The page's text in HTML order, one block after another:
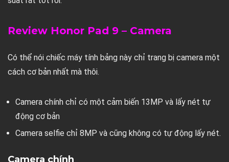
Review Honor Pad 9 – Camera
Có thể nói chiếc máy tính bảng này chỉ trang bị camera một
cách cơ bản nhất mà thôi.
Camera chính chỉ có một cảm biến 13MP và lấy nét tự
động cơ bản
Camera selfie chỉ 8MP và cũng không có tự động lấy nét.
Camera chính